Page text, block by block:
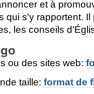
et à
qui s'y rapportent.
les conseils
ou des sites web:
taille: format de